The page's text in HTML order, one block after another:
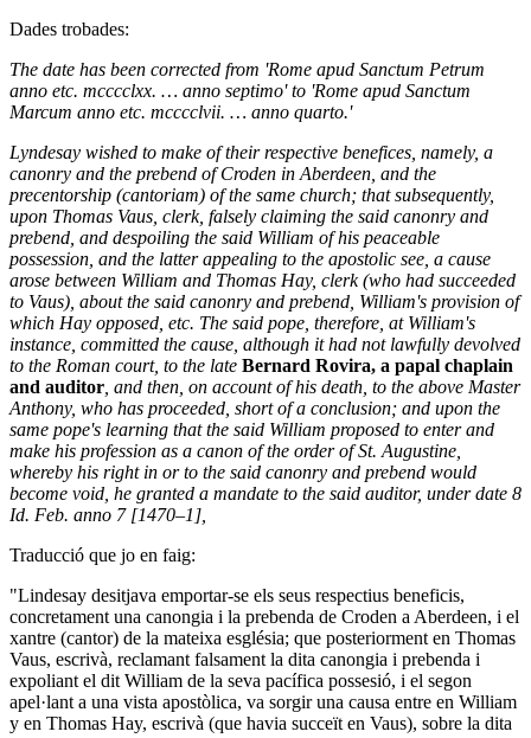
Dades trobades:
The date has been corrected from 'Rome apud Sanctum Petrum
anno etc. mcccclxx. … anno septimo' to 'Rome apud Sanctum
Marcum anno etc. mcccclvii. … anno quarto.'
Lyndesay wished to make of their respective benefices, namely, a
canonry and the prebend of Croden in Aberdeen, and the
precentorship (cantoriam) of the same church; that subsequently,
upon Thomas Vaus, clerk, falsely claiming the said canonry and
prebend, and despoiling the said William of his peaceable
possession, and the latter appealing to the apostolic see, a cause
arose between William and Thomas Hay, clerk (who had succeeded
to Vaus), about the said canonry and prebend, William's provision of
which Hay opposed, etc. The said pope, therefore, at William's
instance, committed the cause, although it had not lawfully devolved
to the Roman court, to the late Bernard Rovira, a papal chaplain
and auditor , and then, on account of his death, to the above Master
Anthony, who has proceeded, short of a conclusion; and upon the
same pope's learning that the said William proposed to enter and
make his profession as a canon of the order of St. Augustine,
whereby his right in or to the said canonry and prebend would
become void, he granted a mandate to the said auditor, under date 8
Id. Feb. anno 7 [1470–1],
Traducció que jo en faig:
"Lindesay desitjava emportar-se els seus respectius beneficis,
concretament una canongia i la prebenda de Croden a Aberdeen, i el
xantre (cantor) de la mateixa església; que posteriorment en Thomas
Vaus, escrivà, reclamant falsament la dita canongia i prebenda i
expoliant el dit William de la seva pacífica possesió, i el segon
apel·lant a una vista apostòlica, va sorgir una causa entre en William
y en Thomas Hay, escrivà (que havia succeït en Vaus), sobre la dita